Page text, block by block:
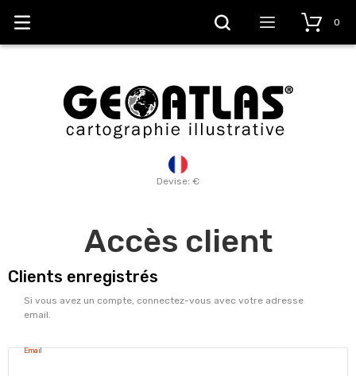
Devise: €
0
Accès client
Clients enregistrés
Si vous avez un compte, connectez-vous avec votre adresse
email.
Email